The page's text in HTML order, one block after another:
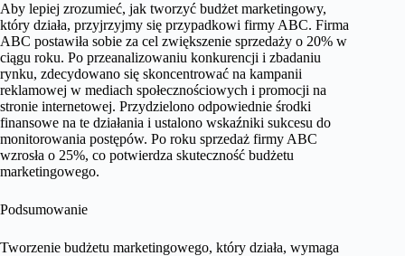
Aby lepiej zrozumieć, jak tworzyć budżet marketingowy,
który działa, przyjrzyjmy się przypadkowi firmy ABC. Firma
ABC postawiła sobie za cel zwiększenie sprzedaży o 20% w
ciągu roku. Po przeanalizowaniu konkurencji i zbadaniu
rynku, zdecydowano się skoncentrować na kampanii
reklamowej w mediach społecznościowych i promocji na
stronie internetowej. Przydzielono odpowiednie środki
finansowe na te działania i ustalono wskaźniki sukcesu do
monitorowania postępów. Po roku sprzedaż firmy ABC
wzrosła o 25%, co potwierdza skuteczność budżetu
marketingowego.
Podsumowanie
Tworzenie budżetu marketingowego, który działa, wymaga